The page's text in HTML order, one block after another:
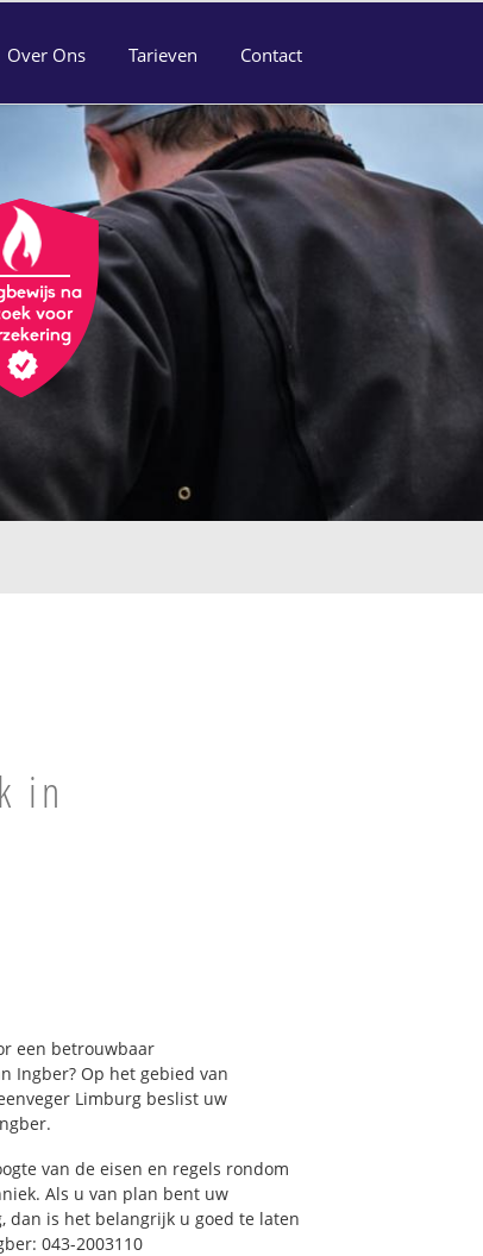
Over Ons Tarieven Contact
in
een betrouwbaar
Ingber? Op het gebied van
Limburg beslist uw
van de eisen en regels rondom
Als u van plan bent uw
dan is het belangrijk u goed te laten
043-2003110